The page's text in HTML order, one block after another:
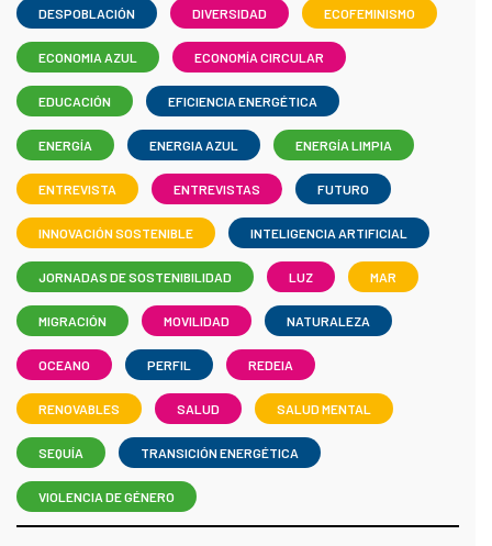
DESPOBLACIÓN DIVERSIDAD ECOFEMINISMO
ECONOMIA AZUL ECONOMÍA CIRCULAR
EDUCACIÓN EFICIENCIA ENERGÉTICA
ENERGÍA ENERGIA AZUL ENERGÍA LIMPIA
ENTREVISTA ENTREVISTAS FUTURO
INNOVACIÓN SOSTENIBLE INTELIGENCIA ARTIFICIAL
JORNADAS DE SOSTENIBILIDAD LUZ MAR
MIGRACIÓN MOVILIDAD NATURALEZA
OCEANO PERFIL REDEIA
RENOVABLES SALUD SALUD MENTAL
SEQUÍA TRANSICIÓN ENERGÉTICA
VIOLENCIA DE GÉNERO